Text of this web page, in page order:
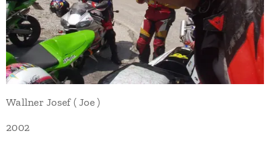
Wallner Josef ( Joe )
2002